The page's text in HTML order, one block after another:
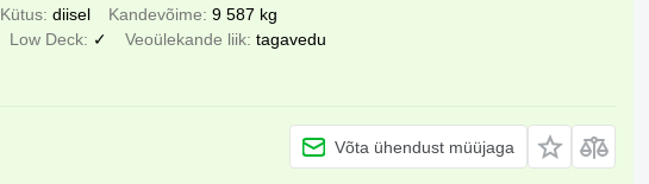
Kütus diisel Kandevõime 9 587 kg
Low Deck ✓ Veoülekande liik tagavedu
Võta ühendust müüjaga